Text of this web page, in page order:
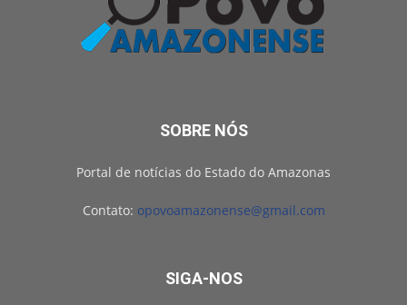
SOBRE NÓS
Portal de notícias do Estado do Amazonas
Contato: opovoamazonense@gmail.com
SIGA-NOS